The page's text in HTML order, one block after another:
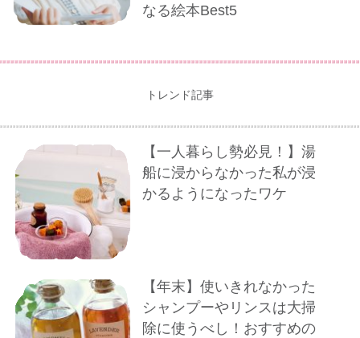
なる絵本Best5
トレンド記事
【一人暮らし勢必見！】湯
船に浸からなかった私が浸
かるようになったワケ
【年末】使いきれなかった
シャンプーやリンスは大掃
除に使うべし！おすすめの